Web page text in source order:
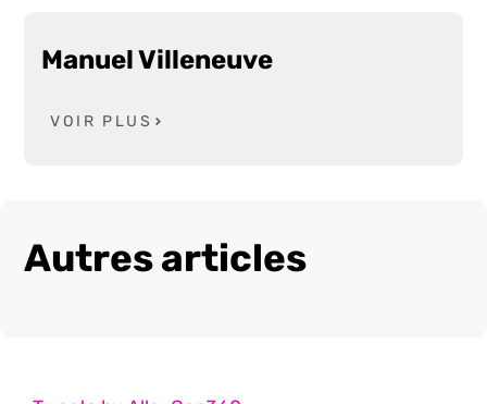
Manuel Villeneuve
VOIR PLUS
Autres articles